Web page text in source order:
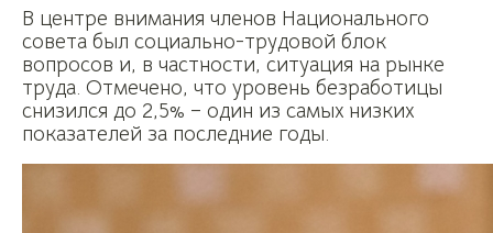
В центре внимания членов Национального
совета был социально-трудовой блок
вопросов и, в частности, ситуация на рынке
труда. Отмечено, что уровень безработицы
снизился до 2,5% – один из самых низких
показателей за последние годы.